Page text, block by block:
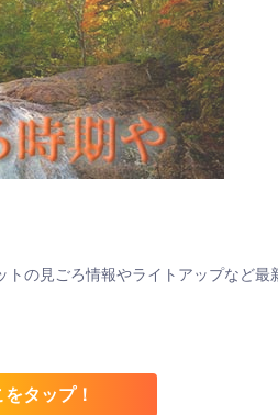
の見ごろ情報やライトアップなど最
をタップ！